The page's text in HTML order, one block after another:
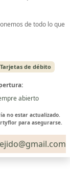
de todo lo que
Tarjetas de débito
abierto
no estar actualizado.
para asegurarse.